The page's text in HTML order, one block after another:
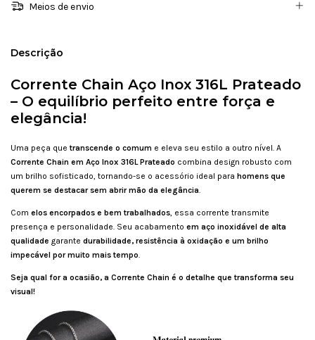
Meios de envio
Descrição
Corrente Chain Aço Inox 316L Prateado
– O equilíbrio perfeito entre força e
elegância!
Uma peça que transcende o comum e eleva seu estilo a outro nível. A
Corrente Chain em Aço Inox 316L Prateado combina design robusto com
um brilho sofisticado, tornando-se o acessório ideal para homens que
querem se destacar sem abrir mão da elegância.
Com elos encorpados e bem trabalhados, essa corrente transmite
presença e personalidade. Seu acabamento em aço inoxidável de alta
qualidade garante durabilidade, resistência à oxidação e um brilho
impecável por muito mais tempo.
Seja qual for a ocasião, a Corrente Chain é o detalhe que transforma seu
visual!